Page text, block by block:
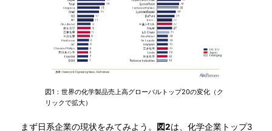
図1：世界の化学製品売上高グローバルトップ20の変化（ク
リックで拡大）
まず日系企業の現状をみてみよう。 図2は、化学企業トップ3